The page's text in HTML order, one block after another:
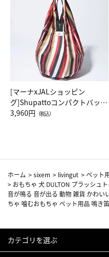
[マーナxJALショッピン
グ]Shupattoコンパクトバッグ
Drop JAL客室乗務員（LC）ス
3,960円 （税込）
ホーム >sixem > livingut >ペット
> おもちゃ 犬 DULTON プラッシュ
音が鳴る 音が出る 動物 雑貨 かわい
ちゃ 噛むおもちゃ ペット用品 鳴き笛
カテゴリを選ぶ